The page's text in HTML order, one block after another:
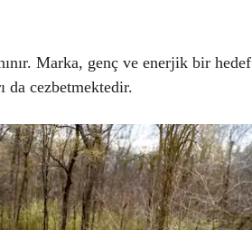
Marka, genç ve enerjik bir hedef
da cezbetmektedir.